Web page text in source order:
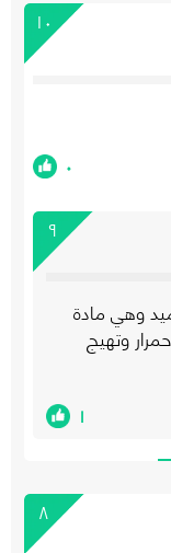
١٠
٠
٩
وهي مادة
وتهيج
١
٨